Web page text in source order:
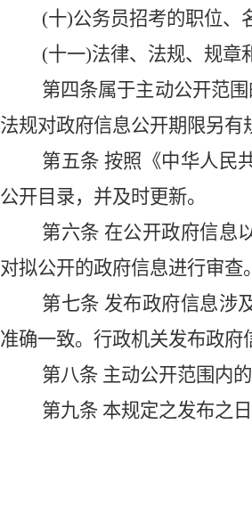
(十)公务员招考的职位、
(十一)法律、法规、规章
第四条属于主动公开范
法规对政府信息公开期限另有
第五条 按照《中华人民
公开目录，并及时更新。
第六条 在公开政府信息
对拟公开的政府信息进行审查。
第七条 发布政府信息涉
准确一致。行政机关发布政府
第八条 主动公开范围内
第九条 本规定之发布之日